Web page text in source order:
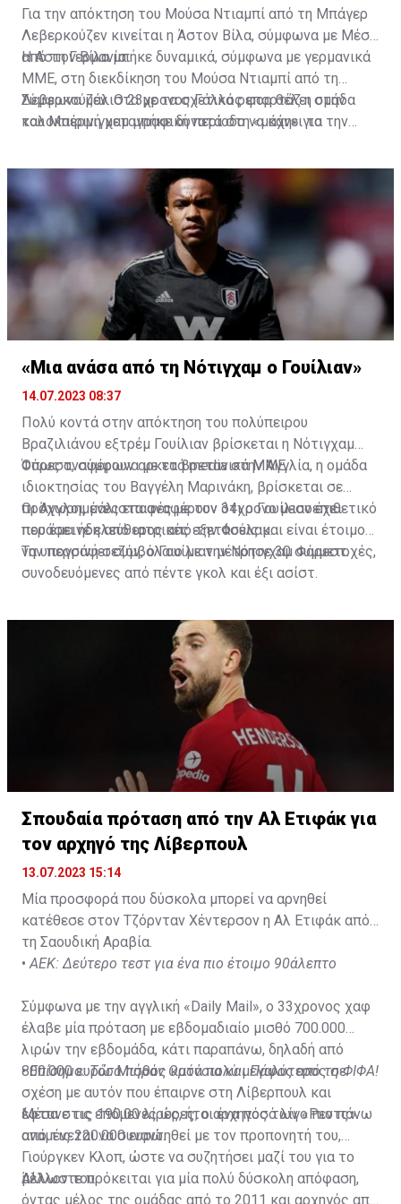
Για την απόκτηση του Μούσα Ντιαμπί από τη Μπάγερ
Λεβερκούζεν κινείται η Άστον Βίλα, σύμφωνα με Μέσα
από τη Γερμανία.
Η Αστον Βίλα μπήκε δυναμικά, σύμφωνα με γερμανικά
ΜΜΕ, στη διεκδίκηση του Μούσα Ντιαμπί από τη
Λεβερκούζεν. Ο 23χρονος Γάλλος φορ θέλει στην
καλοκαιρινή μεταγραφική περίοδο να κάνει το
Σύμφωνα μάλιστα με τα σχετικά ρεπορτάζ η ομάδα
του Μπέρμιγχαμ μπήκε δυνατά στη «μάχη» για την
γερμανική ομάδα είναι έτοιμη ν' αποδεχθεί την
πρόταση, με τον ίδιο τον Ντιαμπί να έχει πρόταση από
τους «χωριάτες» για τετραετές συμβόλαιο
συνεργασίας.
«Μια ανάσα από τη Νότιγχαμ ο Γουίλιαν»
14.07.2023 08:37
Πολύ κοντά στην απόκτηση του πολύπειρου
Βραζιλιάνου εξτρέμ Γουίλιαν βρίσκεται η Νότιγχαμ
Φόρεστ, σύμφωνα με τα βρετανικά ΜΜΕ.
Όπως αναφέρουν αρκετά media στην Αγγλία, η ομάδα
ιδιοκτησίας του Βαγγέλη Μαρινάκη, βρίσκεται σε
προχωρημένες επαφές με τον 34χρονο μεσοεπιθετικό
που έμεινε ελεύθερος από την Φούλαμ.
Οι Άγγλοι, μάλιστα αναφέρουν ότι ο Γουίλιαν έχει
περάσει ήδη από ιατρικές εξετάσεις και είναι έτοιμος
να υπογράψει συμβόλαιο με την Νότιγχαμ Φόρεστ.
Την περσινή σεζόν, ο Γουίλιαν μέτρησε 30 συμμετοχές,
συνοδευόμενες από πέντε γκολ και έξι ασίστ.
Σπουδαία πρόταση από την Αλ Ετιφάκ για
τον αρχηγό της Λίβερπουλ
13.07.2023 15:14
Μία προσφορά που δύσκολα μπορεί να αρνηθεί
κατέθεσε στον Τζόρνταν Χέντερσον η Αλ Ετιφάκ από
τη Σαουδική Αραβία.
•ΑΕΚ: Δεύτερο τεστ για ένα πιο έτοιμο 90άλεπτο
Σύμφωνα με την αγγλική «Daily Mail», ο 33χρονος χαφ
έλαβε μία πρόταση με εβδομαδιαίο μισθό 700.000
λιρών την εβδομάδα, κάτι παραπάνω, δηλαδή από
800.000 ευρώ. Μισθός κατά πολύ μεγαλύτερος σε
σχέση με αυτόν που έπαιρνε στη Λίβερπουλ και
έφτανε τις 190.00 λίρες, ήτοι ένα ποσό λίγο πιο πάνω
από τις 220.000 ευρώ.
•Επίσημο: Τόσα πήραν Ομόνοια και Πάφος από τη ΦΙΦΑ!
Μέσα στις επόμενες ώρες, ο αρχηγός των «Ρεντς»
αναμένεται να συναντηθεί με τον προπονητή του,
Γιούργκεν Κλοπ, ώστε να συζητήσει μαζί του για το
μέλλον του.
Άλλωστε πρόκειται για μία πολύ δύσκολη απόφαση,
όντας μέλος της ομάδας από το 2011 και αρχηγός από